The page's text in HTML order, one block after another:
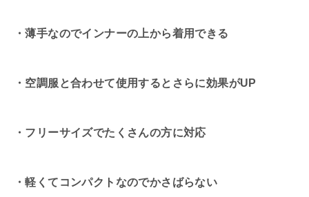
・薄手なのでインナーの上から着用できる
・空調服と合わせて使用するとさらに効果がUP
・フリーサイズでたくさんの方に対応
・軽くてコンパクトなのでかさばらない